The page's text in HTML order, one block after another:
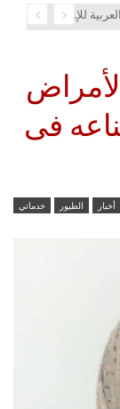
16 معلومة حول زيارة وفد الهيئة العربية للإستثمار والإنماء الزراعي إلي السعودية
فى
أخبار الطيور خدماتي